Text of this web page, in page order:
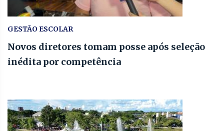
GESTÃO ESCOLAR
Novos diretores tomam posse após seleção
inédita por competência